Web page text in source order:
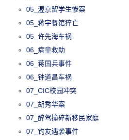
05_渥京留学生惨案
05_蒋宇餐馆猝亡
05_许先海车祸
06_病童救助
06_蒋国兵事件
06_钟道昌车祸
07_CIC校园冲突
07_胡秀华案
07_醉驾撞碎新移民家庭
07_钓友遇袭事件